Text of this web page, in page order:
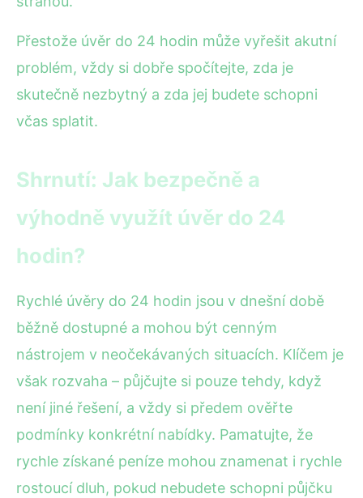
Přestože úvěr do 24 hodin může vyřešit akutní
problém, vždy si dobře spočítejte, zda je
skutečně nezbytný a zda jej budete schopni
včas splatit.
Shrnutí: Jak bezpečně a
výhodně využít úvěr do 24
hodin?
Rychlé úvěry do 24 hodin jsou v dnešní době
běžně dostupné a mohou být cenným
nástrojem v neočekávaných situacích. Klíčem je
však rozvaha – půjčujte si pouze tehdy, když
není jiné řešení, a vždy si předem ověřte
podmínky konkrétní nabídky. Pamatujte, že
rychle získané peníze mohou znamenat i rychle
rostoucí dluh, pokud nebudete schopni půjčku